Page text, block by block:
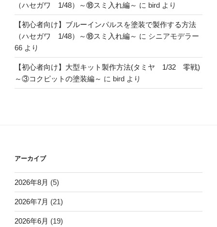
（ハセガワ 1/48）～⑱スミ入れ編～ に bird より
【初心者向け】ブルーインパルスを塗装で製作する方法
（ハセガワ 1/48）～⑱スミ入れ編～ に シニアモデラー
66 より
【初心者向け】大型キット製作方法(タミヤ 1/32 零戦)
～③コクピットの塗装編～ に bird より
アーカイブ
2026年8月 (5)
2026年7月 (21)
2026年6月 (19)